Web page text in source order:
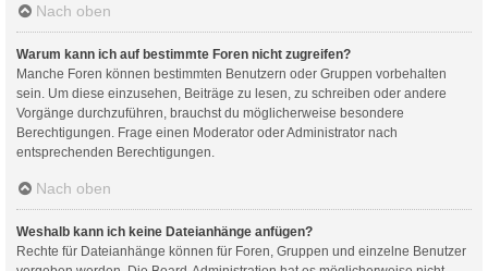
Nach oben
Warum kann ich auf bestimmte Foren nicht zugreifen?
Manche Foren können bestimmten Benutzern oder Gruppen vorbehalten
sein. Um diese einzusehen, Beiträge zu lesen, zu schreiben oder andere
Vorgänge durchzuführen, brauchst du möglicherweise besondere
Berechtigungen. Frage einen Moderator oder Administrator nach
entsprechenden Berechtigungen.
Nach oben
Weshalb kann ich keine Dateianhänge anfügen?
Rechte für Dateianhänge können für Foren, Gruppen und einzelne Benutzer